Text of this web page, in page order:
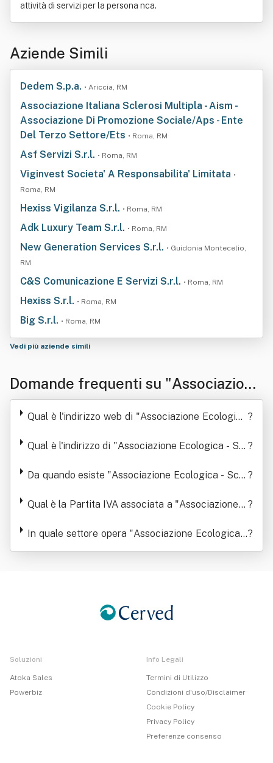
attività di servizi per la persona nca.
Aziende Simili
Dedem S.p.a. • Ariccia, RM
Associazione Italiana Sclerosi Multipla - Aism -
Associazione Di Promozione Sociale/Aps - Ente
Del Terzo Settore/Ets • Roma, RM
Asf Servizi S.r.l. • Roma, RM
Viginvest Societa' A Responsabilita' Limitata •
Roma, RM
Hexiss Vigilanza S.r.l. • Roma, RM
Adk Luxury Team S.r.l. • Roma, RM
New Generation Services S.r.l. • Guidonia Montecelio,
RM
C&S Comunicazione E Servizi S.r.l. • Roma, RM
Hexiss S.r.l. • Roma, RM
Big S.r.l. • Roma, RM
Vedi più aziende simili
Domande frequenti su "Associazione
Ecologica - Scientifica Culturale Mar
Qual è l'indirizzo web di "Associazione Ecologica ?
Qual è l'indirizzo di "Associazione Ecologica - Sci ?
Da quando esiste "Associazione Ecologica - Scie ?
Qual è la Partita IVA associata a "Associazione E
us "
?
In quale settore opera "Associazione Ecologica -
Scientifica Culturale Mareamico - Onlus "
?
Soluzioni
Atoka Sales
Powerbiz
Info Legali
Termini di Utilizzo
Condizioni d'uso/Disclaimer
Cookie Policy
Privacy Policy
Preferenze consenso